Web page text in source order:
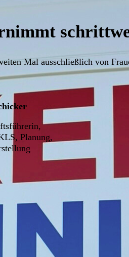
Mal ausschließlich von
Planung,